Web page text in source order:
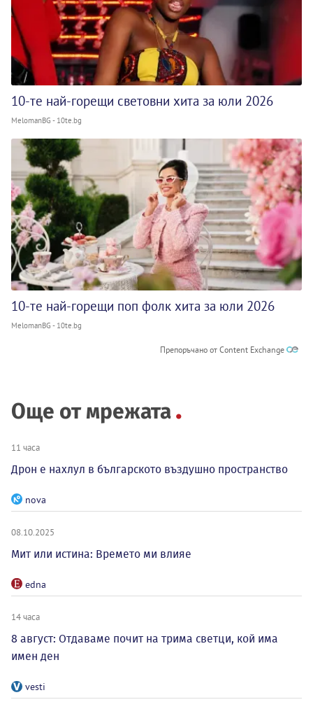
10-те най-горещи световни хита за юли 2026
MelomanBG - 10te.bg
10-те най-горещи поп фолк хита за юли 2026
MelomanBG - 10te.bg
Препоръчано от Content Exchange
Още от мрежата
11 часа
Дрон е нахлул в българското въздушно пространство
nova
08.10.2025
Мит или истина: Времето ми влияе
edna
14 часа
8 август: Отдаваме почит на трима светци, кой има
имен ден
vesti